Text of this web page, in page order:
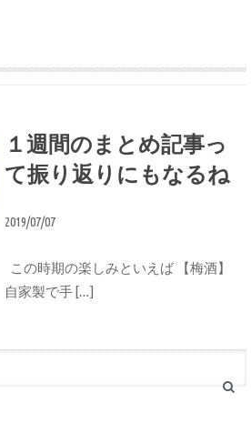
１週間のまとめ記事っ
て振り返りにもなるね
2019/07/07
この時期の楽しみといえば 【梅酒】
自家製で手 […]